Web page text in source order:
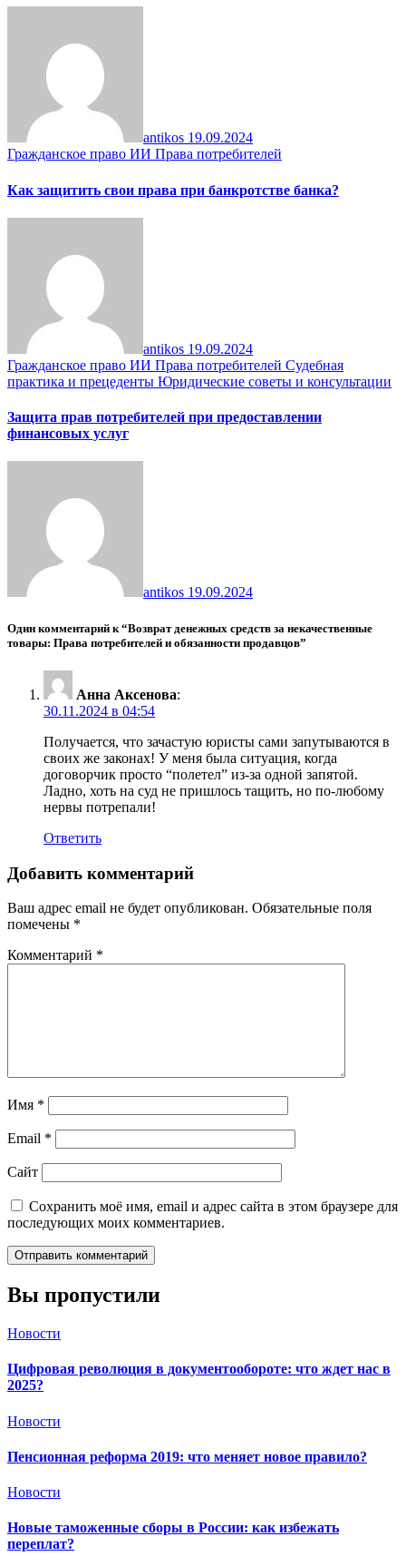
antikos 19.09.2024
Гражданское право ИИ Права потребителей
Как защитить свои права при банкротстве банка?
antikos 19.09.2024
Гражданское право ИИ Права потребителей Судебная
практика и прецеденты Юридические советы и консультации
Защита прав потребителей при предоставлении
финансовых услуг
antikos 19.09.2024
Один комментарий к “Возврат денежных средств за некачественные
товары: Права потребителей и обязанности продавцов”
Анна Аксенова:
30.11.2024 в 04:54
Получается, что зачастую юристы сами запутываются в
своих же законах! У меня была ситуация, когда
договорчик просто “полетел” из-за одной запятой.
Ладно, хоть на суд не пришлось тащить, но по-любому
нервы потрепали!
Ответить
Добавить комментарий
Ваш адрес email не будет опубликован. Обязательные поля
помечены *
Комментарий *
Имя *
Email *
Сайт
Сохранить моё имя, email и адрес сайта в этом браузере для
последующих моих комментариев.
Вы пропустили
Новости
Цифровая революция в документообороте: что ждет нас в
2025?
Новости
Пенсионная реформа 2019: что меняет новое правило?
Новости
Новые таможенные сборы в России: как избежать
переплат?